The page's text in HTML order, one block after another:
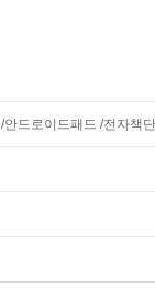
드로이드패드 /전자책